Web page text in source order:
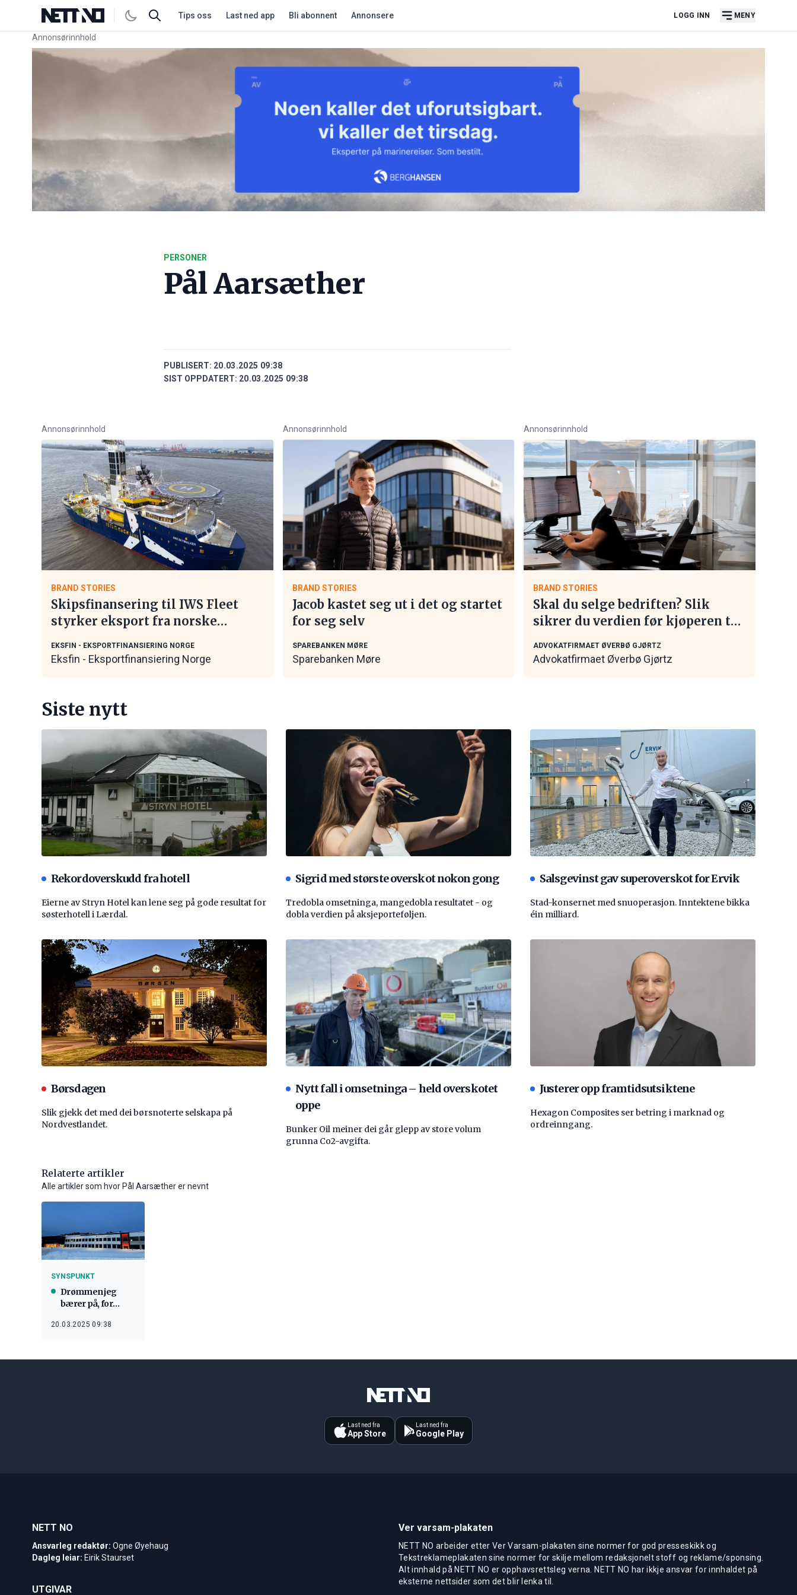
Tips oss Last ned app Bli abonnent Annonsere LOGG INN MENY
Annonsørinnhold
Link for annonse
PERSONER
Pål Aarsæther
PUBLISERT: 20.03.2025 09:38
SIST OPPDATERT: 20.03.2025 09:38
Annonsørinnhold
BRAND STORIES
Skipsfinansering til IWS Fleet
styrker eksport fra norske
EKSFIN - EKSPORTFINANSIERING NORGE
Eksfin - Eksportfinansiering Norge
Annonsørinnhold
BRAND STORIES
Jacob kastet seg ut i det og startet
for seg selv
SPAREBANKEN MØRE
Sparebanken Møre
Annonsørinnhold
BRAND STORIES
Skal du selge bedriften? Slik
sikrer du verdien før kjøperen tar
ADVOKATFIRMAET ØVERBØ GJØRTZ
Advokatfirmaet Øverbø Gjørtz
Siste nytt
Rekordoverskudd fra hotell
Eierne av Stryn Hotel kan lene seg på gode resultat for
søsterhotell i Lærdal.
Sigrid med største overskot nokon gong
Tredobla omsetninga, mangedobla resultatet - og
dobla verdien på aksjeporteføljen.
Salsgevinst gav superoverskot for Ervik
Stad-konsernet med snuoperasjon. Inntektene bikka
éin milliard.
Børsdagen
Slik gjekk det med dei børsnoterte selskapa på
Nordvestlandet.
Nytt fall i omsetninga – held overskotet
oppe
Bunker Oil meiner dei går glepp av store volum
grunna Co2-avgifta.
Justerer opp framtidsutsiktene
Hexagon Composites ser betring i marknad og
ordreinngang.
Relaterte artikler
Alle artikler som hvor Pål Aarsæther er nevnt
SYNSPUNKT
Drømmen jeg
bærer på, for
bygdene våre
20.03.2025 09:38
Last ned fra
App Store
Last ned fra
Google Play
NETT NO
Ansvarleg redaktør: Ogne Øyehaug
Dagleg leiar: Eirik Staurset
UTGIVAR
Ver varsam-plakaten
NETT NO arbeider etter Ver Varsam-plakaten sine normer for god presseskikk og
Tekstreklameplakaten sine normer for skilje mellom redaksjonelt stoff og reklame/sponsing.
Alt innhald på NETT NO er opphavsrettsleg verna. NETT NO har ikkje ansvar for innhaldet på
eksterne nettsider som det blir lenka til.